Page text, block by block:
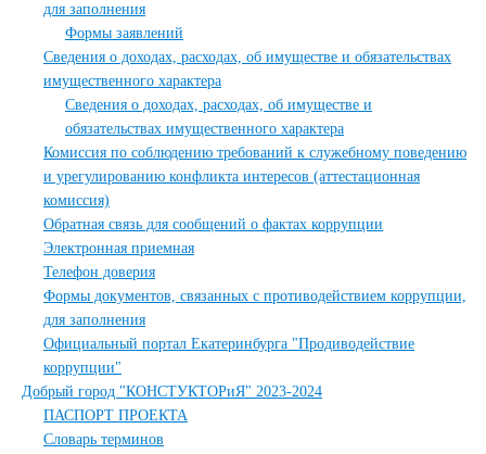
для заполнения
Формы заявлений
Сведения о доходах, расходах, об имуществе и обязательствах
имущественного характера
Сведения о доходах, расходах, об имуществе и
обязательствах имущественного характера
Комиссия по соблюдению требований к служебному поведению
и урегулированию конфликта интересов (аттестационная
комиссия)
Обратная связь для сообщений о фактах коррупции
Электронная приемная
Телефон доверия
Формы документов, связанных с противодействием коррупции,
для заполнения
Официальный портал Екатеринбурга "Продиводействие
коррупции"
Добрый город "КОНСТУКТОРиЯ" 2023-2024
ПАСПОРТ ПРОЕКТА
Словарь терминов